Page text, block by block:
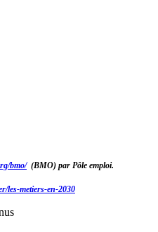
bmo/(BMO) par Pôle emploi.
les-metiers-en-2030